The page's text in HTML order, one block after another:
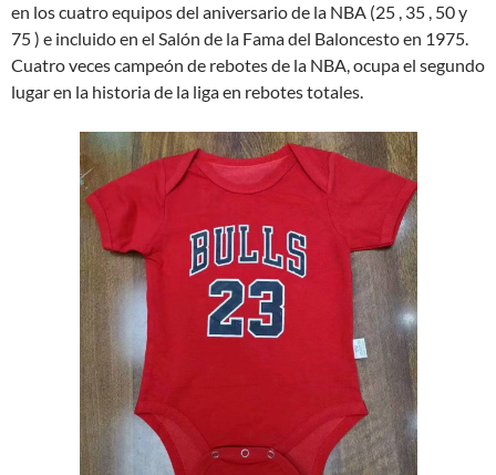
en los cuatro equipos del aniversario de la NBA (25 , 35 , 50 y
75 ) e incluido en el Salón de la Fama del Baloncesto en 1975.
Cuatro veces campeón de rebotes de la NBA, ocupa el segundo
lugar en la historia de la liga en rebotes totales.